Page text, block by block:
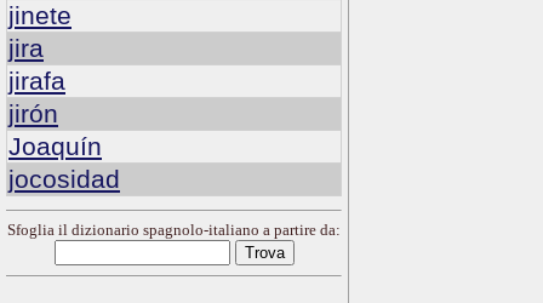
jinete
jira
jirafa
jirón
Joaquín
jocosidad
Sfoglia il dizionario spagnolo-italiano a partire da: